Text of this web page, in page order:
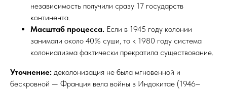
независимость получили сразу 17 государств
континента.​
Масштаб процесса. Если в 1945 году колонии
занимали около 40% суши, то к 1980 году система
колониализма фактически прекратила существование.​
Уточнение: деколонизация не была мгновенной и
бескровной — Франция вела войны в Индокитае (1946–